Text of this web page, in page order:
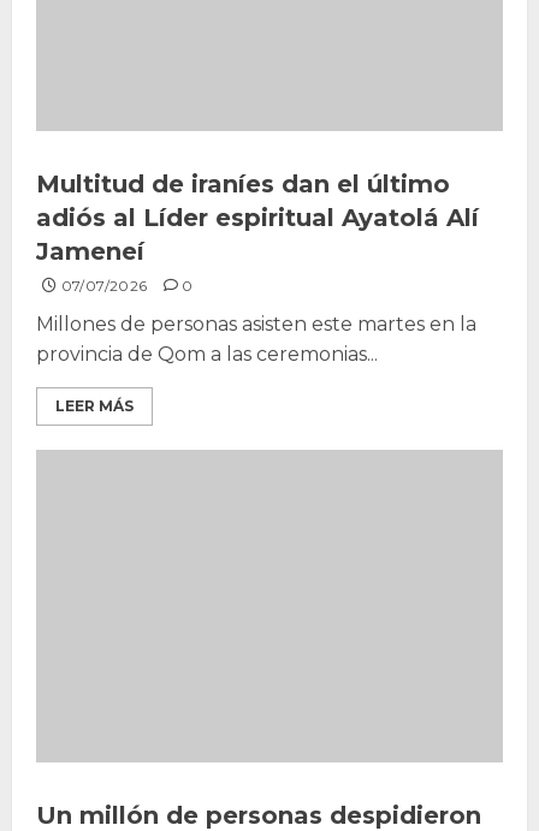
Multitud de iraníes dan el último
adiós al Líder espiritual Ayatolá Alí
Jameneí
07/07/2026 0
Millones de personas asisten este martes en la
provincia de Qom a las ceremonias...
LEER MÁS
Un millón de personas despidieron